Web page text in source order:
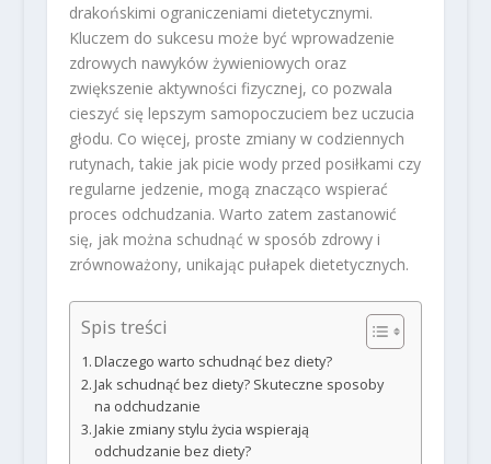
drakońskimi ograniczeniami dietetycznymi.
Kluczem do sukcesu może być wprowadzenie
zdrowych nawyków żywieniowych oraz
zwiększenie aktywności fizycznej, co pozwala
cieszyć się lepszym samopoczuciem bez uczucia
głodu. Co więcej, proste zmiany w codziennych
rutynach, takie jak picie wody przed posiłkami czy
regularne jedzenie, mogą znacząco wspierać
proces odchudzania. Warto zatem zastanowić
się, jak można schudnąć w sposób zdrowy i
zrównoważony, unikając pułapek dietetycznych.
Spis treści
Dlaczego warto schudnąć bez diety?
Jak schudnąć bez diety? Skuteczne sposoby
na odchudzanie
Jakie zmiany stylu życia wspierają
odchudzanie bez diety?